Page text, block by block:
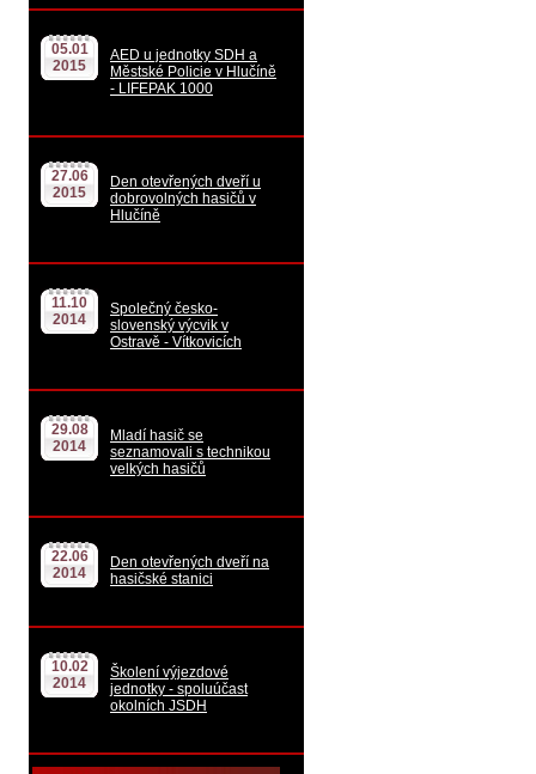
05.01
2015
AED u jednotky SDH a
Městské Policie v Hlučíně
- LIFEPAK 1000
27.06
2015
Den otevřených dveří u
dobrovolných hasičů v
Hlučíně
11.10
2014
Společný česko-
slovenský výcvik v
Ostravě - Vítkovicích
29.08
2014
Mladí hasič se
seznamovali s technikou
velkých hasičů
22.06
2014
Den otevřených dveří na
hasičské stanici
10.02
2014
Školení výjezdové
jednotky - spoluúčast
okolních JSDH